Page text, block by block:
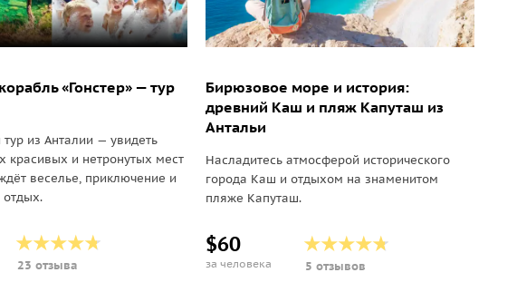
«Гонстер» — тур
из Анталии — увидеть
красивых и нетронутых мест
веселье, приключение и
23 отзыва
Бирюзовое море и история:
древний Каш и пляж Капуташ из
Антальи
Насладитесь атмосферой исторического
города Каш и отдыхом на знаменитом
пляже Капуташ.
$60
за человека 5 отзывов